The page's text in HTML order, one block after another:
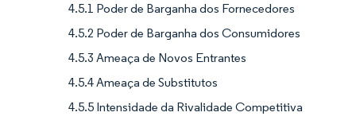
4.5.1 Poder de Barganha dos Fornecedores
4.5.2 Poder de Barganha dos Consumidores
4.5.3 Ameaça de Novos Entrantes
4.5.4 Ameaça de Substitutos
4.5.5 Intensidade da Rivalidade Competitiva